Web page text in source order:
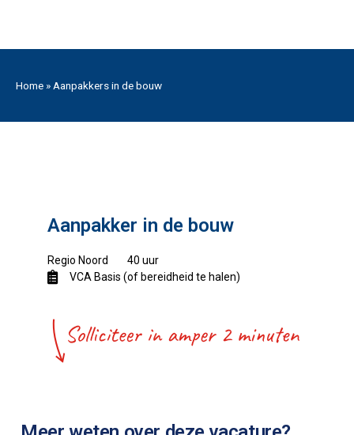
Home » Aanpakkers in de bouw
Aanpakker in de bouw
Regio Noord
40 uur
VCA Basis (of bereidheid te halen)